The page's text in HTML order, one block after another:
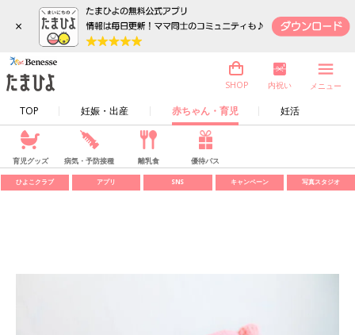
×
TOP 妊娠・出産 赤ちゃん・育児 妊活
SHOP 内祝い メニュー
育児グッズ 病気・予防接種 離乳食 優待パス
ひよこクラブ アプリ SNS キャンペーン 写真スタジオ